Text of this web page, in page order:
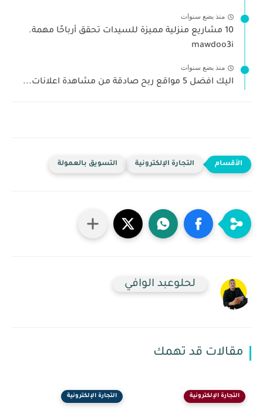
منذ بضع سنوات
10 مشاريع منزلية مميزة للسيدات تحقق أرباحًا مهمة.
mawdoo3i
منذ بضع سنوات
اليك افضل 5 مواقع ربح صادقة من مشاهدة اعلانات...
التجارة الإلكترونية التسويق بالعمولة
لحلوعبد الوافي
مقالات قد تهمك
التجارة الإلكترونية التجارة الإلكترونية